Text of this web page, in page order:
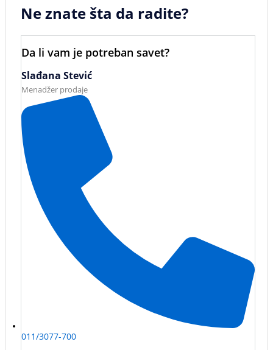
Ne znate šta da radite?
Da li vam je potreban savet?
Slađana Stević
Menadžer prodaje
011/3077-700